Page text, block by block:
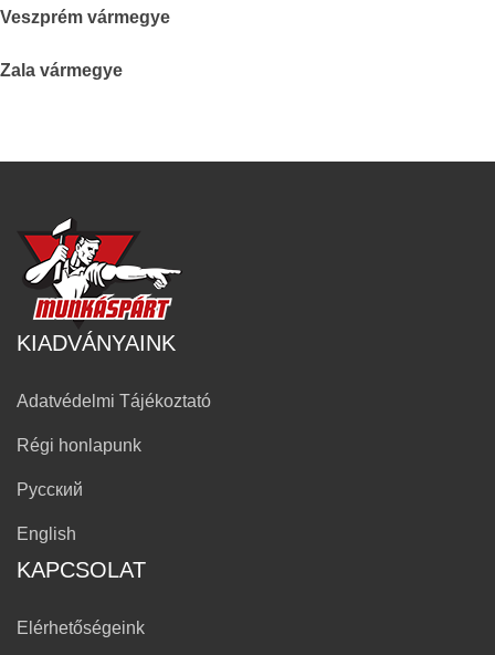
Veszprém vármegye
Zala vármegye
KIADVÁNYAINK
Adatvédelmi Tájékoztató
Régi honlapunk
Русский
English
KAPCSOLAT
Elérhetőségeink